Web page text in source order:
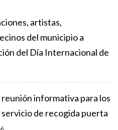
artistas,
del municipio a
del Día Internacional de
reunión informativa para los
de recogida puerta